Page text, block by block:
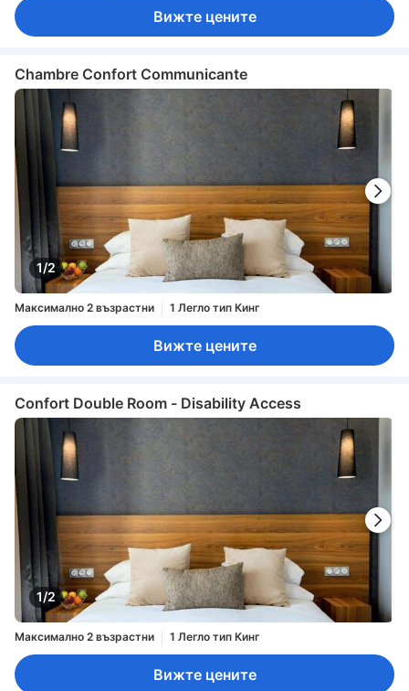
Вижте цените
Chambre Confort Communicante
1/2
Максимално 2 възрастни 1 Легло тип Кинг
Вижте цените
Confort Double Room - Disability Access
1/2
Максимално 2 възрастни 1 Легло тип Кинг
Вижте цените